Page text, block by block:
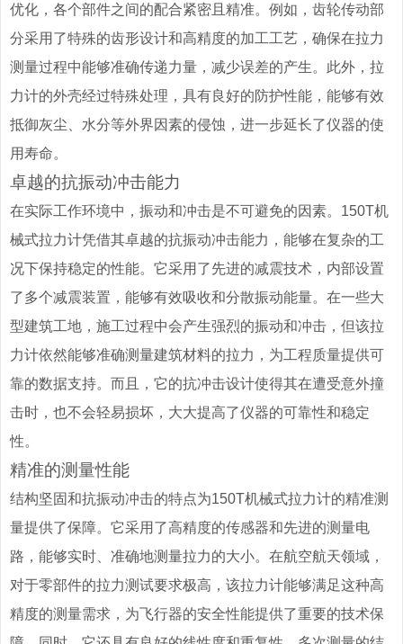
优化，各个部件之间的配合紧密且精准。例如，齿轮传动部
分采用了特殊的齿形设计和高精度的加工工艺，确保在拉力
测量过程中能够准确传递力量，减少误差的产生。此外，拉
力计的外壳经过特殊处理，具有良好的防护性能，能够有效
抵御灰尘、水分等外界因素的侵蚀，进一步延长了仪器的使
用寿命。
卓越的抗振动冲击能力
在实际工作环境中，振动和冲击是不可避免的因素。150T机
械式拉力计凭借其卓越的抗振动冲击能力，能够在复杂的工
况下保持稳定的性能。它采用了先进的减震技术，内部设置
了多个减震装置，能够有效吸收和分散振动能量。在一些大
型建筑工地，施工过程中会产生强烈的振动和冲击，但该拉
力计依然能够准确测量建筑材料的拉力，为工程质量提供可
靠的数据支持。而且，它的抗冲击设计使得其在遭受意外撞
击时，也不会轻易损坏，大大提高了仪器的可靠性和稳定
性。
精准的测量性能
结构坚固和抗振动冲击的特点为150T机械式拉力计的精准测
量提供了保障。它采用了高精度的传感器和先进的测量电
路，能够实时、准确地测量拉力的大小。在航空航天领域，
对于零部件的拉力测试要求极高，该拉力计能够满足这种高
精度的测量需求，为飞行器的安全性能提供了重要的技术保